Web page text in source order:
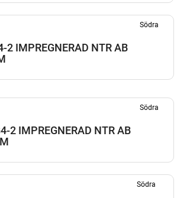
Södra
2 IMPREGNERAD NTR AB
Södra
2 IMPREGNERAD NTR AB
Södra